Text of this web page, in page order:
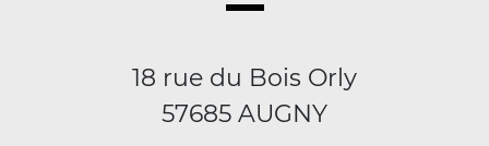
18 rue du Bois Orly
57685 AUGNY